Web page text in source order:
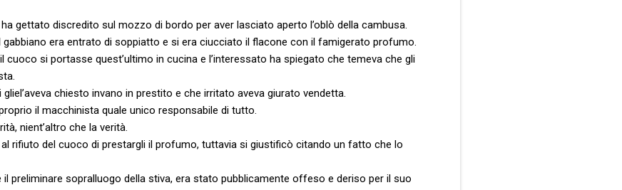
gettato discredito sul mozzo di bordo per aver lasciato aperto l’oblò della cambusa.
era entrato di soppiatto e si era ciucciato il flacone con il famigerato profumo.
si portasse quest’ultimo in cucina e l’interessato ha spiegato che temeva che gli
chiesto invano in prestito e che irritato aveva giurato vendetta.
il macchinista quale unico responsabile di tutto.
nient’altro che la verità.
rifiuto del cuoco di prestargli il profumo, tuttavia si giustificò citando un fatto che lo
il preliminare sopralluogo della stiva, era stato pubblicamente offeso e deriso per il suo